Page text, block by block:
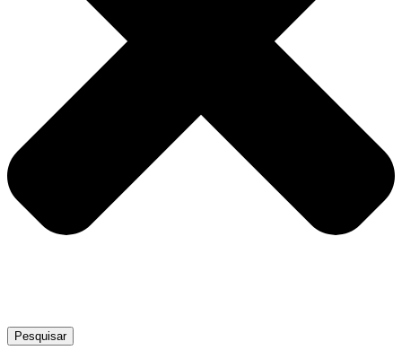
Pesquisar